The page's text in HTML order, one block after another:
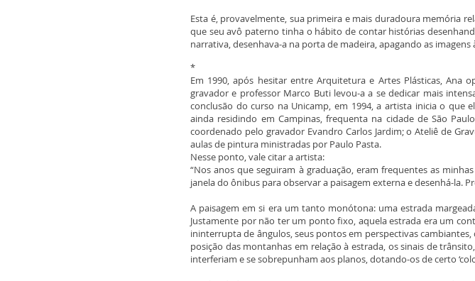
Esta é, provavelmente, sua primeira e mais duradoura memória
que seu avô paterno tinha o hábito de contar histórias
narrativa, desenhava-a na porta de madeira, apagando as
*
Em 1990, após hesitar entre Arquitetura e Artes Plásticas, Ana
gravador e professor Marco Buti levou-a a se dedicar mais
conclusão do curso na Unicamp, em 1994, a artista inicia o que
ainda residindo em Campinas, frequenta na cidade de São
coordenado pelo gravador Evandro Carlos Jardim; o Ateliê de
aulas de pintura ministradas por Paulo Pasta.
Nesse ponto, vale citar a artista:
“Nos anos que seguiram à graduação, eram frequentes as
janela do ônibus para observar a paisagem externa e desenhá-
A paisagem em si era um tanto monótona: uma estrada
Justamente por não ter um ponto fixo, aquela estrada era um
ininterrupta de ângulos, seus pontos em perspectivas
posição das montanhas em relação à estrada, os sinais de
interferiam e se sobrepunham aos planos, dotando-os de certo